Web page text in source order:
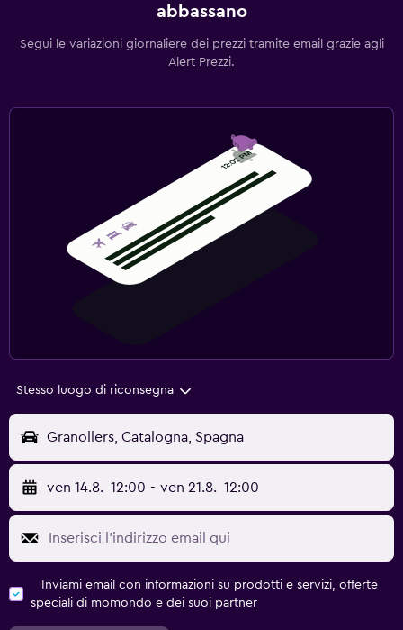
abbassano
Segui le variazioni giornaliere dei prezzi tramite email grazie agli
Alert Prezzi.
Stesso luogo di riconsegna
Granollers, Catalogna, Spagna
ven 14.8. 12:00 - ven 21.8. 12:00
Inviami email con informazioni su prodotti e servizi, offerte
speciali di momondo e dei suoi partner